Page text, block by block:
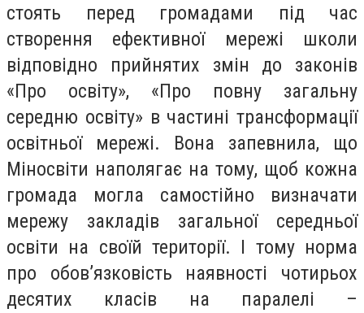
стоять перед громадами під час
створення ефективної мережі школи
відповідно прийнятих змін до законів
«Про освіту», «Про повну загальну
середню освіту» в частині трансформації
освітньої мережі. Вона запевнила, що
Міносвіти наполягає на тому, щоб кожна
громада могла самостійно визначати
мережу закладів загальної середньої
освіти на своїй території. І тому норма
про обов’язковість наявності чотирьох
десятих класів на паралелі –